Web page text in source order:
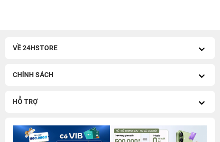
VỀ 24HSTORE
CHÍNH SÁCH
HỖ TRỢ